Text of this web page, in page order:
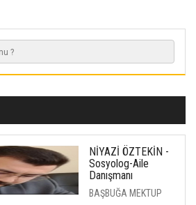
NİYAZİ ÖZTEKİN -
Sosyolog-Aile
Danışmanı
BAŞBUĞA MEKTUP